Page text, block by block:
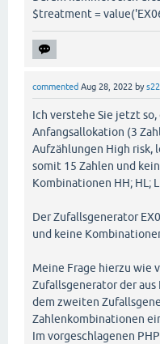
$treatment =
commented Aug 28, 2022 by
Ich verstehe Sie jetzt
Anfangsallokation (3
Aufzählungen High risk,
somit 15 Zahlen und
Kombinationen HH; HL;
Der Zufallsgenerator
und keine
Meine Frage hierzu wie
Zufallsgenerator der aus
dem zweiten
Zahlenkombinationen
Im vorgeschlagenen